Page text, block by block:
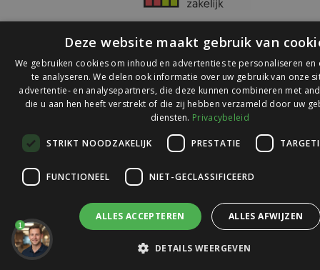
© 2026 Ledlichtdiscounter.nl
op
Webwinkelkeur
1
Deze website maakt gebruik van
We gebruiken cookies om inhoud en advertenties te personaliseren en
te analyseren. We delen ook informatie over uw gebruik van onze
advertentie- en analysepartners, die deze kunnen combineren met
die u aan hen heeft verstrekt of die zij hebben verzameld door uw
diensten. Privacybeleid
STRIKT NOODZAKELIJK PRESTATIE
FUNCTIONEEL NIET-GECLASSIFICEERD
ALLES ACCEPTEREN ALLES AFWIJZEN
DETAILS WEERGEVEN